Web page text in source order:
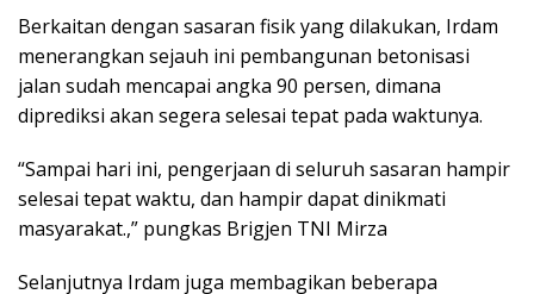
Berkaitan dengan sasaran fisik yang dilakukan, Irdam
menerangkan sejauh ini pembangunan betonisasi
jalan sudah mencapai angka 90 persen, dimana
diprediksi akan segera selesai tepat pada waktunya.
“Sampai hari ini, pengerjaan di seluruh sasaran hampir
selesai tepat waktu, dan hampir dapat dinikmati
masyarakat.,” pungkas Brigjen TNI Mirza
Selanjutnya Irdam juga membagikan beberapa